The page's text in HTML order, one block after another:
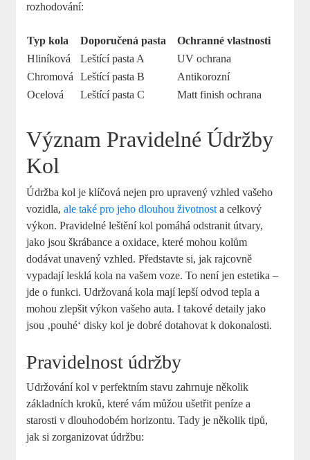
rozhodování:
Typ kola Doporučená pasta
Ochranné vlastnosti
Hliníková
Leštící pasta A
UV ochrana
Chromová
Leštící pasta B
Antikorozní
Ocelová
Leštící pasta C Matt finish ochrana
Význam Pravidelné Údržby
Kol
Údržba kol je klíčová nejen pro upravený vzhled vašeho
vozidla,ale také pro jeho dlouhou životnost a celkový
výkon. Pravidelné leštění kol pomáhá odstranit útvary,
jako jsou škrábance a oxidace, které mohou kolům
dodávat unavený vzhled. Představte si, jak rajcovně
vypadají lesklá kola na vašem voze. To není jen estetika –
jde o funkci. Udržovaná kola mají lepší odvod tepla a
mohou zlepšit výkon vašeho auta. I takové detaily jako
jsou ‚pouhé‘ disky kol je dobré dotahovat k dokonalosti.
Pravidelnost údržby
Udržování kol v perfektním stavu zahrnuje několik
základních kroků, které vám můžou ušetřit peníze a
starosti v dlouhodobém horizontu. Tady je několik tipů,
jak si zorganizovat údržbu: